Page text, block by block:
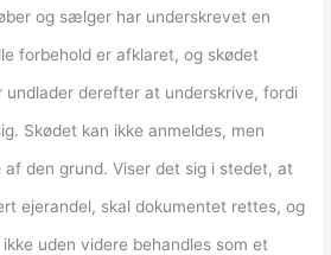
og sælger har underskrevet en
forbehold er afklaret, og skødet
undlader derefter at underskrive, fordi
Skødet kan ikke anmeldes, men
den grund. Viser det sig i stedet, at
ejerandel, skal dokumentet rettes, og
uden videre behandles som et